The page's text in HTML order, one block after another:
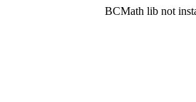
BCMath lib not